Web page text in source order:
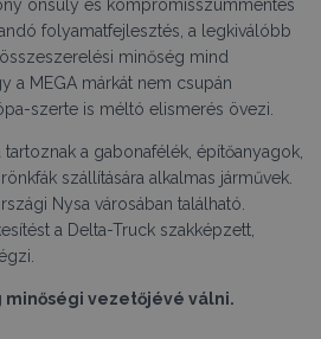
önsúly és kompromisszummentes
folyamatfejlesztés, a legkiválóbb
minőség mind
a MEGA márkát nem csupán
szerte is méltó elismerés övezi.
tartoznak a gabonafélék, építőanyagok,
szállítására alkalmas járművek.
Nysa városában található.
a Delta-Truck szakképzett,
minőségi vezetőjévé válni.